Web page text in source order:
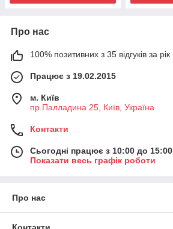
Про нас
100% позитивних з 35 відгуків за рік
Працює з 19.02.2015
м. Київ
пр.Палладина 25, Київ, Україна
Контакти
Сьогодні працює з 10:00 до 15:00
Показати весь графік роботи
Про нас